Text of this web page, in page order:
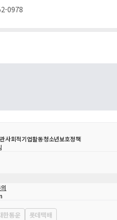
0978
사회적기업활동청소년보호정책
한통운 롯데택배